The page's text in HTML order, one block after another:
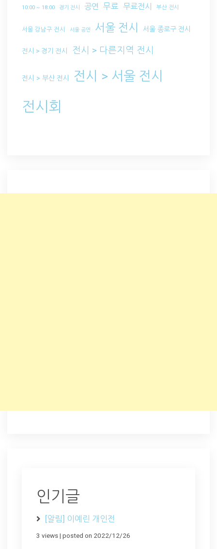
10:00 ~ 18:00 경기 전시 공연 무료 무료전시 부산 전시
서울 강남구 전시 서울 공연 서울 전시 서울 종로구 전시
전시 > 경기 전시 전시 > 다른지역 전시
전시 > 부산 전시 전시 > 서울 전시
전시회
인기글
[알림] 이예린 개인전
3 views| posted on 2022/12/26